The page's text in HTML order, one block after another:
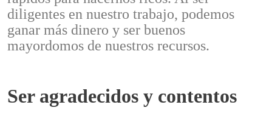
diligentes en nuestro trabajo, podemos
ganar más dinero y ser buenos
mayordomos de nuestros recursos.
Ser agradecidos y contentos